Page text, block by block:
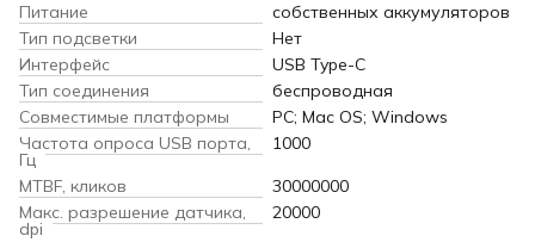
Питание
собственных аккумуляторов
Тип подсветки
Нет
Интерфейс
USB Type-C
Тип соединения
беспроводная
Совместимые платформы
PC; Mac OS; Windows
Частота опроса USB порта,
Гц
1000
MTBF, кликов
30000000
Макс. разрешение датчика,
dpi
20000